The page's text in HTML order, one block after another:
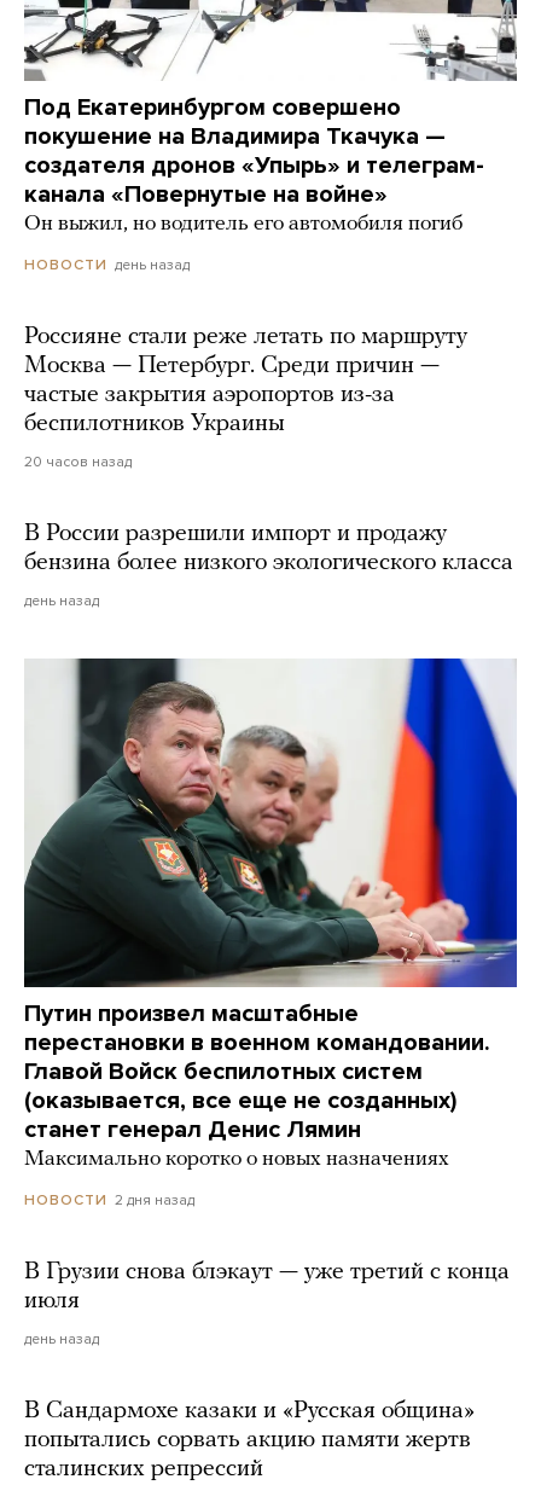
Под Екатеринбургом совершено
покушение на Владимира Ткачука —
создателя дронов «Упырь» и телеграм-
канала «Повернутые на войне»
Он выжил, но водитель его автомобиля погиб
НОВОСТИ день назад
Россияне стали реже летать по маршруту
Москва — Петербург. Среди причин —
частые закрытия аэропортов из-за
беспилотников Украины
20 часов назад
В России разрешили импорт и продажу
бензина более низкого экологического класса
день назад
Путин произвел масштабные
перестановки в военном командовании.
Главой Войск беспилотных систем
(оказывается, все еще не созданных)
станет генерал Денис Лямин
Максимально коротко о новых назначениях
НОВОСТИ 2 дня назад
В Грузии снова блэкаут — уже третий с конца
июля
день назад
В Сандармохе казаки и «Русская община»
попытались сорвать акцию памяти жертв
сталинских репрессий